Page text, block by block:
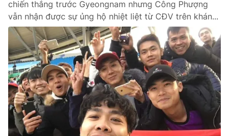
chiến thắng trước Gyeongnam nhưng Công Phượng
vẫn nhận được sự ủng hộ nhiệt liệt từ CĐV trên khán...